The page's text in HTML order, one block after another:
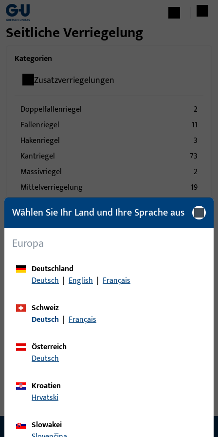
Seitliche Verriegelung
Kategorien
Zusatzverriegelungen
Doppelfallenriegel
2
Fallenriegel
11
Hakenriegel
3
Kantriegel
73
Massivriegel
2
Mittelverriegelung
19
4
Schließzapfen
3
Stangenausschluss
Verriegelung
Zwangsmittelverriegelung
Wählen Sie Ihr Land und Ihre Sprache aus
Europa
Deutschland
Deutsch | English | Français
Schweiz
Deutsch | Français
Österreich
Deutsch
Kroatien
Hrvatski
Slowakei